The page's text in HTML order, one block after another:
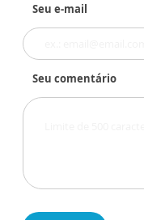
Seu e-mail
Seu comentário